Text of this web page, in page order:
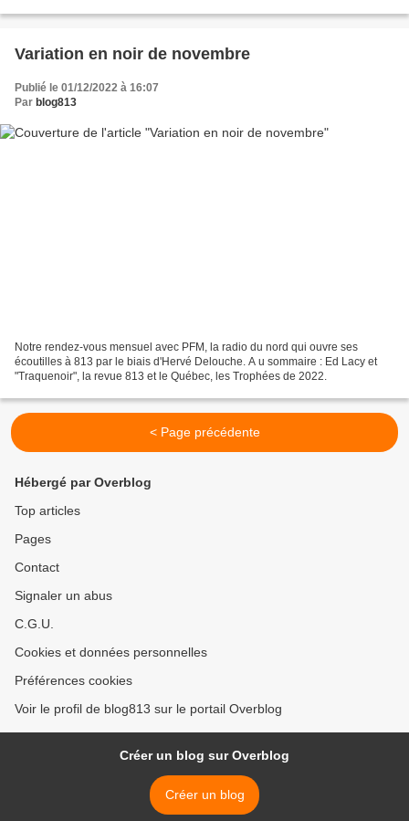
Variation en noir de novembre
Publié le 01/12/2022 à 16:07
Par blog813
Notre rendez-vous mensuel avec PFM, la radio du nord qui ouvre ses
écoutilles à 813 par le biais d'Hervé Delouche. A u sommaire : Ed Lacy et
"Traquenoir", la revue 813 et le Québec, les Trophées de 2022.
< Page précédente
Hébergé par Overblog
Top articles
Pages
Contact
Signaler un abus
C.G.U.
Cookies et données personnelles
Préférences cookies
Voir le profil de blog813 sur le portail Overblog
Créer un blog sur Overblog
Créer un blog